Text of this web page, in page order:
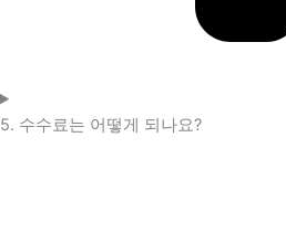
5. 수수료는 어떻게 되나요?